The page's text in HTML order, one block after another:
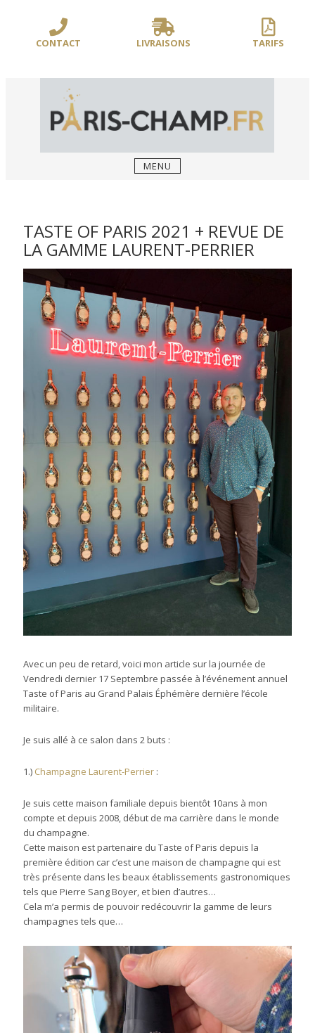
contenuCONTACT LIVRAISONS TARIFS
BOUSSOLE **/
MENU
TASTE OF PARIS 2021 + REVUE DE
LA GAMME LAURENT-PERRIER
Avec un peu de retard, voici mon article sur la journée de
Vendredi dernier 17 Septembre passée à l’événement annuel
Taste of Paris au Grand Palais Éphémère dernière l’école
militaire.
Je suis allé à ce salon dans 2 buts :
1.) Champagne Laurent-Perrier :
Je suis cette maison familiale depuis bientôt 10ans à mon
compte et depuis 2008, début de ma carrière dans le monde
du champagne.
Cette maison est partenaire du Taste of Paris depuis la
première édition car c’est une maison de champagne qui est
très présente dans les beaux établissements gastronomiques
tels que Pierre Sang Boyer, et bien d’autres…
Cela m’a permis de pouvoir redécouvrir la gamme de leurs
champagnes tels que…